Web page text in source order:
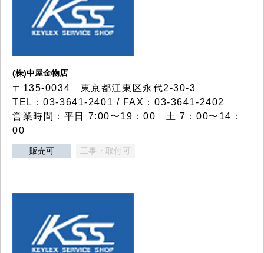
(株)中屋金物店
〒135-0034 東京都江東区永代2-30-3
TEL：03-3641-2401 / FAX：03-3641-2402
営業時間：平日 7:00〜19：00 土 7：00〜14：
00
販売可 工事・取付可